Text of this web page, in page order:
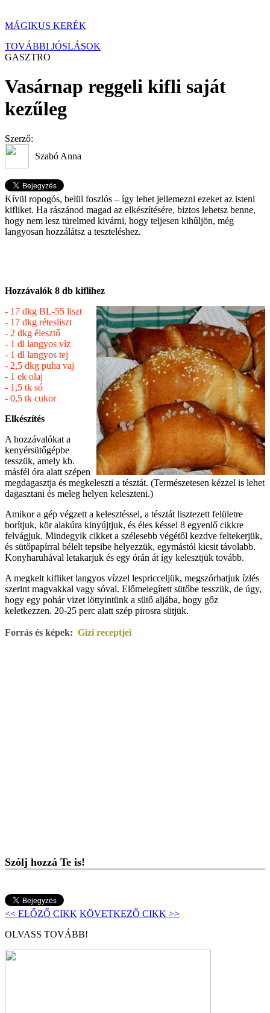
MÁGIKUS KERÉK
TOVÁBBI JÓSLÁSOK
GASZTRO
Vasárnap reggeli kifli saját
kezűleg
Szerző:
Szabó Anna
Kívül ropogós, belül foszlós – így lehet jellemezni ezeket az isteni
kifliket. Ha rászánod magad az elkészítésére, biztos lehetsz benne,
hogy nem lesz türelmed kivárni, hogy teljesen kihűljön, még
langyosan hozzálátsz a teszteléshez.
Hozzávalók 8 db kiflihez
- 17 dkg BL-55 liszt
- 17 dkg rétesliszt
- 2 dkg élesztő
- 1 dl langyos víz
- 1 dl langyos tej
- 2,5 dkg puha vaj
- 1 ek olaj
- 1,5 tk só
- 0,5 tk cukor
Elkészítés
A hozzávalókat a
kenyérsütőgépbe
tesszük, amely kb.
másfél óra alatt szépen
megdagasztja és megkeleszti a tésztát. (Természetesen kézzel is lehet
dagasztani és meleg helyen keleszteni.)
Amikor a gép végzett a kelesztéssel, a tésztát lisztezett felületre
borítjuk, kör alakúra kinyújtjuk, és éles késsel 8 egyenlő cikkre
felvágjuk. Mindegyik cikket a szélesebb végétől kezdve feltekerjük,
és sütőpapírral bélelt tepsibe helyezzük, egymástól kicsit távolabb.
Konyharuhával letakarjuk és egy órán át így kelesztjük tovább.
A megkelt kifliket langyos vízzel lespricceljük, megszórhatjuk ízlés
szerint magvakkal vagy sóval. Előmelegített sütőbe tesszük, de úgy,
hogy egy pohár vizet löttyintünk a sütő aljába, hogy gőz
keletkezzen. 20-25 perc alatt szép pirosra sütjük.
Forrás és képek: Gizi receptjei
Szólj hozzá Te is!
<< ELŐZŐ CIKK KÖVETKEZŐ CIKK >>
OLVASS TOVÁBB!